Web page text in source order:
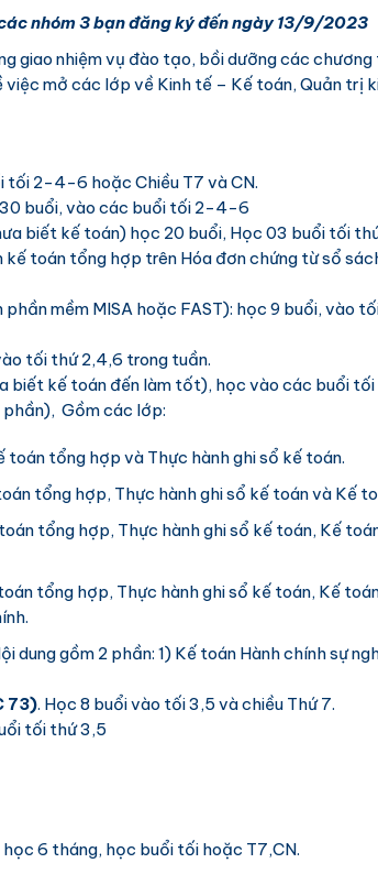
nhóm 3 bạn đăng ký đến ngày 13/9/2023
giao nhiệm vụ đào tạo, bồi dưỡng các
mở các lớp về Kinh tế – Kế toán, Quản trị
tối 2-4-6 hoặc Chiều T7 và CN.
30 buổi, vào các buổi tối 2-4-6
biết kế toán) học 20 buổi, Học 03 buổi tối
kế toán tổng hợp trên Hóa đơn chứng từ sổ
mềm MISA hoặc FAST): học 9 buổi, vào
tối thứ 2,4,6 trong tuần.
biết kế toán đến làm tốt), học vào các buổi
Gồm các lớp:
toán tổng hợp và Thực hành ghi sổ kế toán.
tổng hợp, Thực hành ghi sổ kế toán và Kế
tổng hợp, Thực hành ghi sổ kế toán, Kế
tổng hợp, Thực hành ghi sổ kế toán, Kế
dung gồm 2 phần: 1) Kế toán Hành chính sự
73). Học 8 buổi vào tối 3,5 và chiều Thứ 7.
tối thứ 3,5
học 6 tháng, học buổi tối hoặc T7,CN.